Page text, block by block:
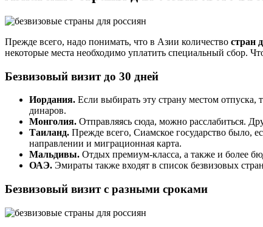
Прежде всего, надо понимать, что в Азии количество стран
некоторые места необходимо уплатить специальный сбор.
Безвизовый визит до 30 дней
Иордания. Если выбирать эту страну местом отпуска,
динаров.
Монголия. Отправляясь сюда, можно расслабиться.
Таиланд. Прежде всего, Сиамское государство было,
направлении и миграционная карта.
Мальдивы. Отдых премиум-класса, а также и более
ОАЭ. Эмираты также входят в список безвизовых
Безвизовый визит с разными сроками